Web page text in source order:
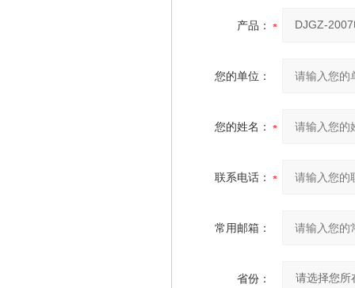
产品：
您的单位：
您的姓名：
联系电话：
常用邮箱：
省份：